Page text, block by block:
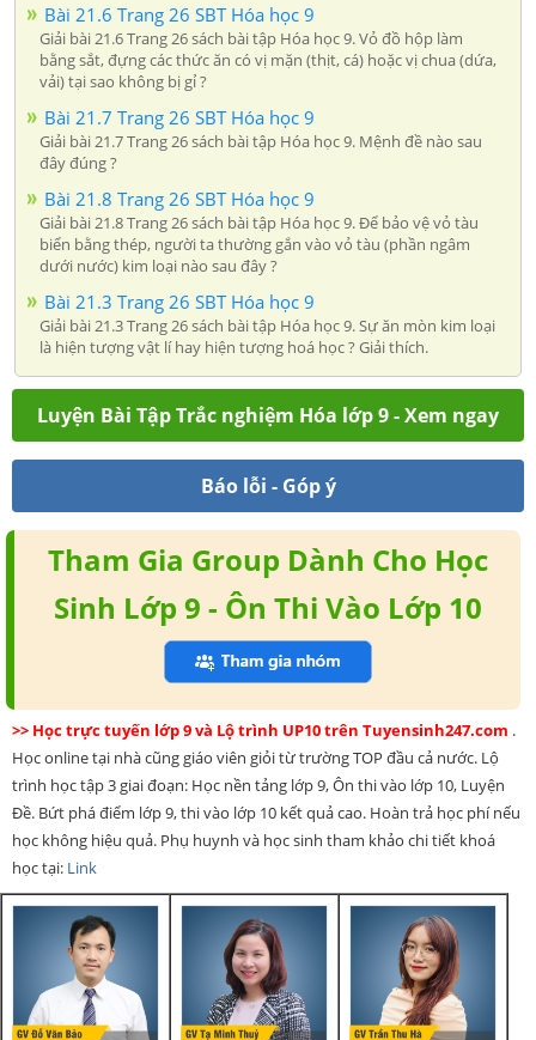
Bài 21.6 Trang 26 SBT Hóa học 9
Giải bài 21.6 Trang 26 sách bài tập Hóa học 9. Vỏ đồ hộp làm
bằng sắt, đựng các thức ăn có vị mặn (thịt, cá) hoặc vị chua (dứa,
vải) tại sao không bị gỉ ?
Bài 21.7 Trang 26 SBT Hóa học 9
Giải bài 21.7 Trang 26 sách bài tập Hóa học 9. Mệnh đề nào sau
đây đúng ?
Bài 21.8 Trang 26 SBT Hóa học 9
Giải bài 21.8 Trang 26 sách bài tập Hóa học 9. Để bảo vệ vỏ tàu
biển bằng thép, người ta thường gắn vào vỏ tàu (phần ngâm
dưới nước) kim loại nào sau đây ?
Bài 21.3 Trang 26 SBT Hóa học 9
Giải bài 21.3 Trang 26 sách bài tập Hóa học 9. Sự ăn mòn kim loại
là hiện tượng vật lí hay hiện tượng hoá học ? Giải thích.
Luyện Bài Tập Trắc nghiệm Hóa lớp 9 - Xem ngay
Báo lỗi - Góp ý
Tham Gia Group Dành Cho Học
Sinh Lớp 9 - Ôn Thi Vào Lớp 10
>> Học trực tuyến lớp 9 và Lộ trình UP10 trên Tuyensinh247.com .
Học online tại nhà cũng giáo viên giỏi từ trường TOP đầu cả nước. Lộ
trình học tập 3 giai đoạn: Học nền tảng lớp 9, Ôn thi vào lớp 10, Luyện
Đề. Bứt phá điểm lớp 9, thi vào lớp 10 kết quả cao. Hoàn trả học phí nếu
học không hiệu quả. Phụ huynh và học sinh tham khảo chi tiết khoá
học tại: Link